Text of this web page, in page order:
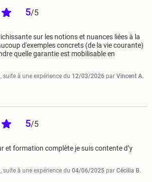
5/5
sur les notions et nuances liées à la
d'exemples concrets (de la vie courante)
quelle garantie est mobilisable en
, suite à une expérience du 12/03/2026 par Vincent A.
5/5
et formation complète je suis contente d’y
, suite à une expérience du 04/06/2025 par Cécilia B.